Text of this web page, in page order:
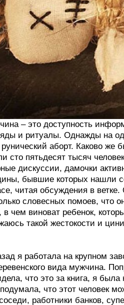
– это доступность
и ритуалы. Однажды на
рунический аборт. Каково же
сто пятьдесят тысяч
дискуссии, дамочки
бывшие которых нашли
читая обсуждения в
словесных помоев, что
в чем виноват ребенок,
такой жестокости и
я работала на крупном
вида мужчина.
что это за книга, я
подумала, что этот человек
работники банков,